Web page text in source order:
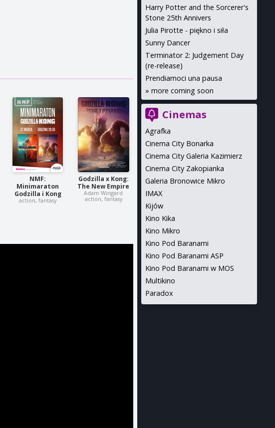
NMF:
Minimaraton
Godzilla i Kong
action, fantasy
Godzilla x Kong:
The New Empire
Adam Wingard
action, fantasy
Harry Potter and the Sorcerer's
Stone 25th Annivers
Julia Pirotte - piękno i siła
Sunny Dancer
Terminator 2: Judgement Day
(re-release)
Prendiamoci una pausa
» more coming soon
Cinemas
Agrafka
Cinema City Bonarka
Cinema City Galeria Kazimierz
Cinema City Zakopianka
Galeria Bronowice Mikro
IMAX
Kijów
Kino Kika
Kino Mikro
Kino Pod Baranami
Kino Pod Baranami ASP
Kino Pod Baranami w MOS
Multikino
Paradox